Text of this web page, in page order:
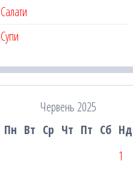
Салати
Супи
Червень 2025
Пн Вт Ср Чт Пт Сб Нд
1